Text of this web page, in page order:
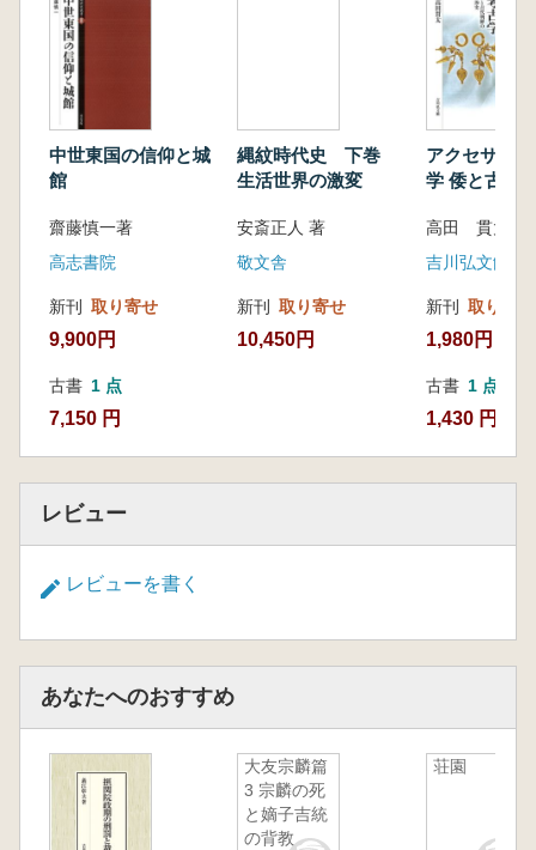
第3節 奉納鏡
第4節 神輿につけられた鏡― 大國魂神社・
土佐神社の中形和鏡―
第6章 伊豆島嶼部の和鏡
第1節 伊豆諸島の祭祀の歴史的環境
第2節 大島・利島・新島・式根島・三宅
第3節 利島所在の堂ノ山神社境内祭祀遺跡
出土和鏡
第7章 近世の鏡
第1節 柄鏡の出現の社会背景と形態的変遷
第2節 魔鏡考
第3節 八丈小島所在の鳥打・宇津木遺跡 結
章
第1章 鏡の形と観念
第2章 中近世の和鏡研究史
第3章 中世の和鏡
第4章 和鏡と信仰
第5章 中世の大形和鏡・中形和鏡
中世東国の信仰と城
館
齋藤慎一著
高志書院
新刊 取り寄せ
9,900円
古書 1 点
7,150 円
縄紋時代史 下巻
生活世界の激変
安斎正人 著
敬文舎
新刊 取り寄せ
10,450円
アクセサリ
学 倭と古代朝鮮の交
高田 貫太 著
吉川弘文館
新刊 取り寄せ
1,980円
古書 1 点
1,430 円
レビュー
レビューを書く
あなたへのおすすめ
大友宗麟篇
3 宗麟の死
と嫡子吉統
の背教
荘園